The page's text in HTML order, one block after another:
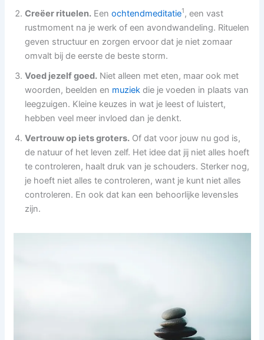
Creëer rituelen. Eenochtendmeditatie1 , een vast
rustmoment na je werk of een avondwandeling. Rituelen
geven structuur en zorgen ervoor dat je niet zomaar
omvalt bij de eerste de beste storm.
Voed jezelf goed. Niet alleen met eten, maar ook met
woorden, beelden en muziek die je voeden in plaats van
leegzuigen. Kleine keuzes in wat je leest of luistert,
hebben veel meer invloed dan je denkt.
Vertrouw op iets groters. Of dat voor jouw nu god is,
de natuur of het leven zelf. Het idee dat jij niet alles hoeft
te controleren, haalt druk van je schouders. Sterker nog,
je hoeft niet alles te controleren, want je kunt niet alles
controleren. En ook dat kan een behoorlijke levensles
zijn.